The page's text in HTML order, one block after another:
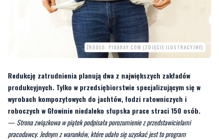
ŹRÓDŁO: PIXABAY.COM (ZDJĘCIE ILUSTRACYJNE)
Redukcję zatrudnienia planują dwa z największych zakładów
produkcyjnych. Tylko w przedsiębiorstwie specjalizującym się w
wyrobach kompozytowych do jachtów, łodzi ratowniczych i
roboczych w Głowinie niedaleko słupska prace straci 150 osób.
— Strona związkowa w piątek podpisała porozumienie z przedstawicielami
pracodawcy. Jednym z warunków, które udało się uzyskać jest to program